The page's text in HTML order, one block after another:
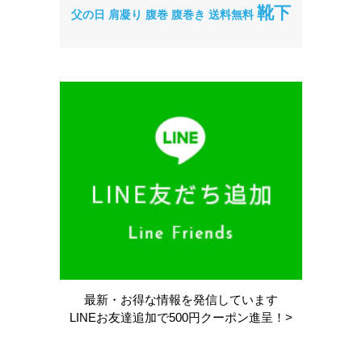
父の日 肩凝り 腹巻 腹巻き 送料無料 靴下
最新・お得な情報を発信しています
LINEお友達追加で500円クーポン進呈！>